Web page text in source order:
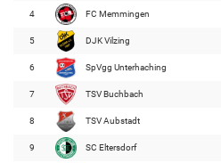
4 FC Memmingen
5 DJK Vilzing
6 SpVgg Unterhaching
7 TSV Buchbach
8 TSV Aubstadt
9 SC Eltersdorf